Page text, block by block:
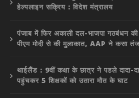
हेल्पलाइन सक्रिय : विदेश मंत्रालय
पंजाब में फिर अकाली दल-भाजपा गठबंधन
पीएम मोदी से की मुलाकात, AAP ने कसा
थाईलैंड : 9वीं कक्षा के छात्र ने पहले दादा-
पहुंचकर 5 शिक्षकों को उतारा मौत के घाट